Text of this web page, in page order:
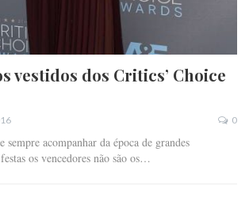
vestidos dos Critics’ Choice
0
acompanhar da época de grandes
os vencedores não são os…